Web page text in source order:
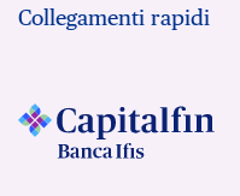
Collegamenti rapidi